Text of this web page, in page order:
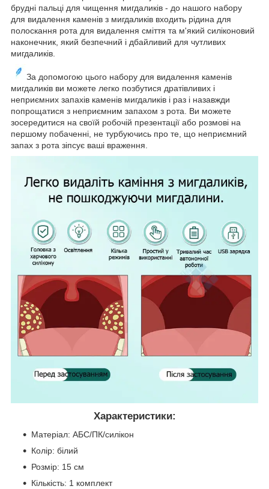
брудні пальці для чищення мигдаликів - до нашого набору
для видалення каменів з мигдаликів входить рідина для
полоскання рота для видалення сміття та м'який силіконовий
наконечник, який безпечний і дбайливий для чутливих
мигдаликів.
За допомогою цього набору для видалення каменів
мигдаликів ви можете легко позбутися дратівливих і
неприємних запахів каменів мигдаликів і раз і назавжди
попрощатися з неприємним запахом з рота. Ви можете
зосередитися на своїй робочій презентації або розмові на
першому побаченні, не турбуючись про те, що неприємний
запах з рота зіпсує ваші враження.
Характеристики:
Матеріал: АБС/ПК/силікон
Колір: білий
Розмір: 15 см
Кількість: 1 комплект